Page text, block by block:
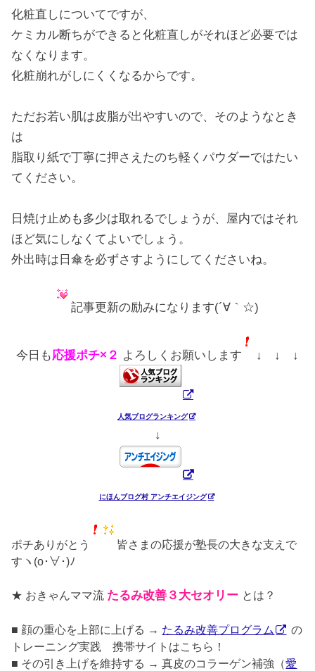
化粧直しについてですが、
ケミカル断ちができると化粧直しがそれほど必要では
なくなります。
化粧崩れがしにくくなるからです。
ただお若い肌は皮脂が出やすいので、そのようなとき
は
脂取り紙で丁寧に押さえたのち軽くパウダーではたい
てください。
日焼け止めも多少は取れるでしょうが、屋内ではそれ
ほど気にしなくてよいでしょう。
外出時は日傘を必ずさすようにしてくださいね。
記事更新の励みになります(´∀｀☆)
今日も応援ポチ×２ よろしくお願いします ↓ ↓ ↓
人気ブログランキング
↓
にほんブログ村 アンチエイジング
ポチありがとう
皆さまの応援が塾長の大きな支えで
すヽ(o･∀･)ﾉ
★ おきゃんママ流 たるみ改善３大セオリー とは？
■ 顔の重心を上部に上げる → たるみ改善プログラム
の
トレーニング実践 携帯サイトはこちら！
■ その引き上げを維持する → 真皮のコラーゲン補強（愛